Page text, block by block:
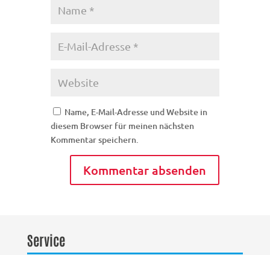
Name, E-Mail-Adresse und Website in
diesem Browser für meinen nächsten
Kommentar speichern.
Service